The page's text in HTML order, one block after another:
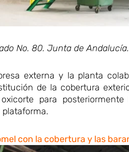
No. 80. Junta de
externa y la planta
de la cobertura
para
con la cobertura y las